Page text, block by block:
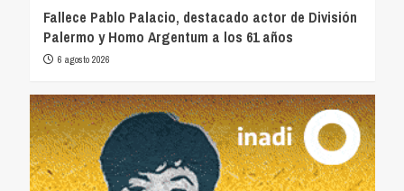
Fallece Pablo Palacio, destacado actor de División
Palermo y Homo Argentum a los 61 años
6 agosto 2026